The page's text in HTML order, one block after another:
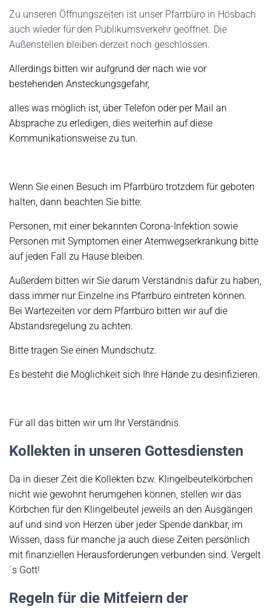
Zu unseren Öffnungszeiten ist unser Pfarrbüro in Hösbach
auch wieder für den Publikumsverkehr geöffnet. Die
Außenstellen bleiben derzeit noch geschlossen.
Allerdings bitten wir aufgrund der nach wie vor
bestehenden Ansteckungsgefahr,
alles was möglich ist, über Telefon oder per Mail an
Absprache zu erledigen, dies weiterhin auf diese
Kommunikationsweise zu tun.
Wenn Sie einen Besuch im Pfarrbüro trotzdem für geboten
halten, dann beachten Sie bitte:
Personen, mit einer bekannten Corona-Infektion sowie
Personen mit Symptomen einer Atemwegserkrankung bitte
auf jeden Fall zu Hause bleiben.
Außerdem bitten wir Sie darum Verständnis dafür zu haben,
dass immer nur Einzelne ins Pfarrbüro eintreten können.
Bei Wartezeiten vor dem Pfarrbüro bitten wir auf die
Abstandsregelung zu achten.
Bitte tragen Sie einen Mundschutz.
Es besteht die Möglichkeit sich Ihre Hände zu desinfizieren.
Für all das bitten wir um Ihr Verständnis.
Kollekten in unseren Gottesdiensten
Da in dieser Zeit die Kollekten bzw. Klingelbeutelkörbchen
nicht wie gewohnt herumgehen können, stellen wirdas
Körbchen für den Klingelbeutel jeweils an den Ausgängen
auf und sind von Herzen über jeder Spende dankbar, im
Wissen, dass für manche ja auch diese Zeiten persönlich
mit finanziellen Herausforderungen verbunden sind. Vergelt
´s Gott!
Regeln für die Mitfeiern der